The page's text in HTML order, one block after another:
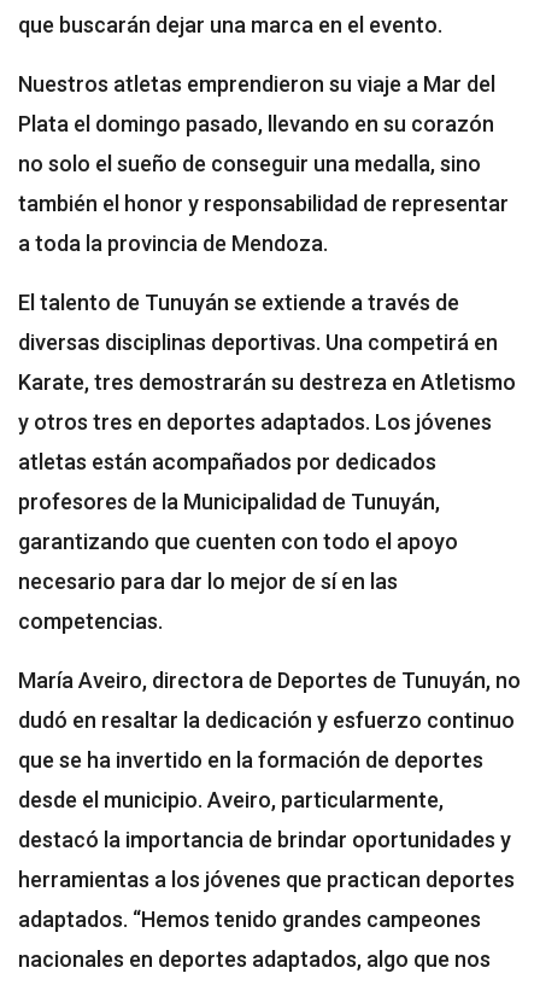
que buscarán dejar una marca en el evento.
Nuestros atletas emprendieron su viaje a Mar del
Plata el domingo pasado, llevando en su corazón
no solo el sueño de conseguir una medalla, sino
también el honor y responsabilidad de representar
a toda la provincia de Mendoza.
El talento de Tunuyán se extiende a través de
diversas disciplinas deportivas. Una competirá en
Karate, tres demostrarán su destreza en Atletismo
y otros tres en deportes adaptados. Los jóvenes
atletas están acompañados por dedicados
profesores de la Municipalidad de Tunuyán,
garantizando que cuenten con todo el apoyo
necesario para dar lo mejor de sí en las
competencias.
María Aveiro, directora de Deportes de Tunuyán, no
dudó en resaltar la dedicación y esfuerzo continuo
que se ha invertido en la formación de deportes
desde el municipio. Aveiro, particularmente,
destacó la importancia de brindar oportunidades y
herramientas a los jóvenes que practican deportes
adaptados. “Hemos tenido grandes campeones
nacionales en deportes adaptados, algo que nos